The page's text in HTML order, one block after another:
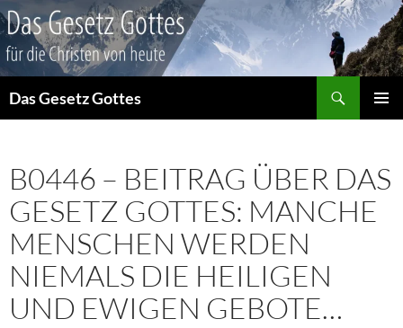
Das Gesetz Gottes
B0446 – BEITRAG ÜBER DAS
GESETZ GOTTES: MANCHE
MENSCHEN WERDEN
NIEMALS DIE HEILIGEN
UND EWIGEN GEBOTE…